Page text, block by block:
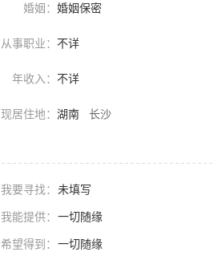
婚姻： 婚姻保密
从事职业： 不详
年收入： 不详
现居住地： 湖南 长沙
我要寻找： 未填写
我能提供： 一切随缘
希望得到： 一切随缘